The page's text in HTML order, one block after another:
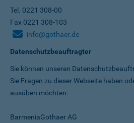
Tel. 0221 308-00
Fax 0221 308-103
info@gothaer.de
Datenschutzbeauftragter
Sie können unseren
Sie Fragen zu dieser Webseite haben
ausüben möchten.
BarmeniaGothaer AG